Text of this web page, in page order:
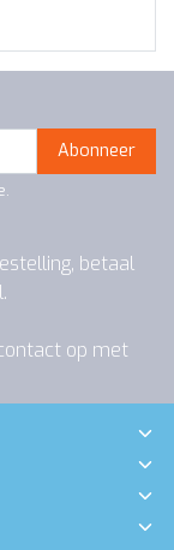
Abonneer
betaal
op met